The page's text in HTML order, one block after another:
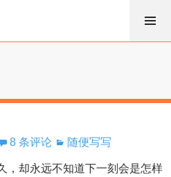
8 条评论 随便写写
却永远不知道下一刻会是怎样